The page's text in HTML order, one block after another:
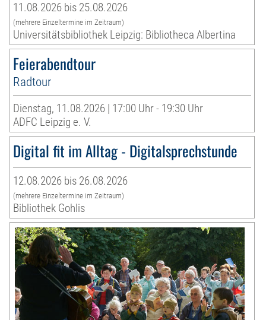
11.08.2026 bis 25.08.2026
(mehrere Einzeltermine im Zeitraum)
Universitätsbibliothek Leipzig: Bibliotheca Albertina
Feierabendtour
Radtour
Dienstag, 11.08.2026 | 17:00 Uhr - 19:30 Uhr
ADFC Leipzig e. V.
Digital fit im Alltag - Digitalsprechstunde
12.08.2026 bis 26.08.2026
(mehrere Einzeltermine im Zeitraum)
Bibliothek Gohlis